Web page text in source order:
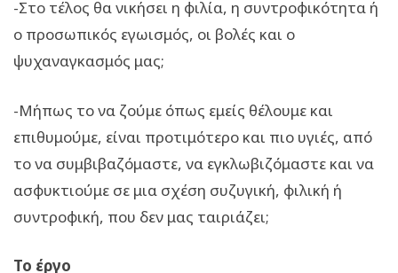
-Στο τέλος θα νικήσει η φιλία, η συντροφικότητα ή
ο προσωπικός εγωισμός, οι βολές και ο
ψυχαναγκασμός μας;
-Μήπως το να ζούμε όπως εμείς θέλουμε και
επιθυμούμε, είναι προτιμότερο και πιο υγιές, από
το να συμβιβαζόμαστε, να εγκλωβιζόμαστε και να
ασφυκτιούμε σε μια σχέση συζυγική, φιλική ή
συντροφική, που δεν μας ταιριάζει;
Το έργο